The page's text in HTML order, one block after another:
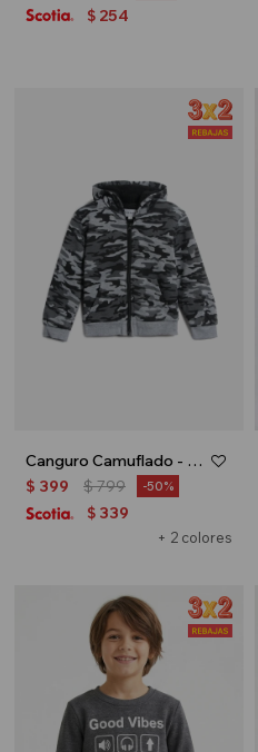
$ 254
Canguro Camuflado - Gris
+ 2 colores
$ 399 $799 50
$ 339